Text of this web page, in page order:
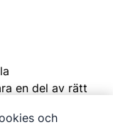
en del av rätt
och